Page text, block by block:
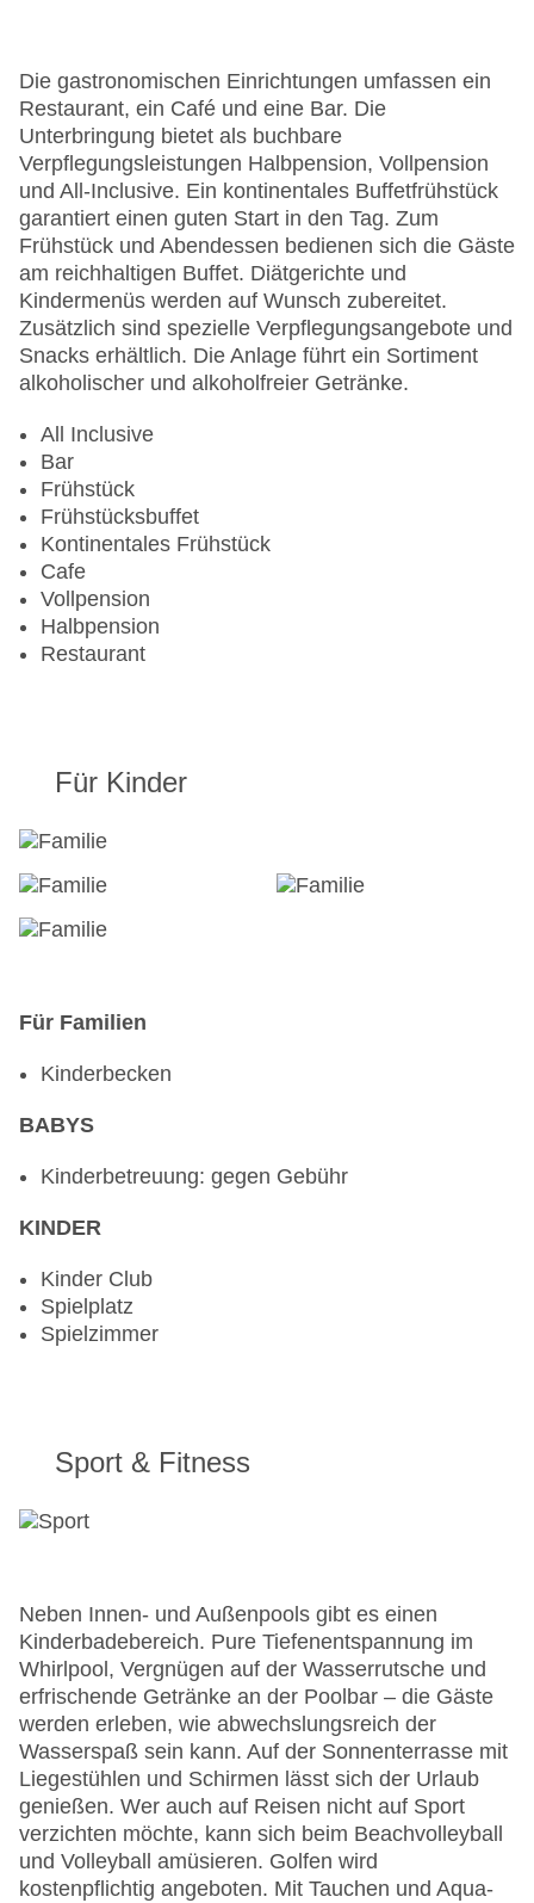
Anzahl der Aufzüge: 1
Zimmerservice
Sonnenterrasse
Gesamtanzahl der Zimmer: 300
Pools:Kinderbecken, Indoor Pool, Outdoor Pool,
Sonnenschirme am Pool, Liegen am Pool,
Wasserrutsche
Zahlungsarten: American Express, Mastercard,
Visa
Landeskategorie: 5 Sterne
Die gastronomischen Einrichtungen umfassen ein
Restaurant, ein Café und eine Bar. Die
Unterbringung bietet als buchbare
Verpflegungsleistungen Halbpension, Vollpension
und All-Inclusive. Ein kontinentales Buffetfrühstück
garantiert einen guten Start in den Tag. Zum
Frühstück und Abendessen bedienen sich die Gäste
am reichhaltigen Buffet. Diätgerichte und
Kindermenüs werden auf Wunsch zubereitet.
Zusätzlich sind spezielle Verpflegungsangebote und
Snacks erhältlich. Die Anlage führt ein Sortiment
alkoholischer und alkoholfreier Getränke.
All Inclusive
Bar
Frühstück
Frühstücksbuffet
Kontinentales Frühstück
Cafe
Vollpension
Halbpension
Restaurant
Für Kinder
Für Familien
Kinderbecken
BABYS
Kinderbetreuung: gegen Gebühr
KINDER
Kinder Club
Spielplatz
Spielzimmer
Sport & Fitness
Neben Innen- und Außenpools gibt es einen
Kinderbadebereich. Pure Tiefenentspannung im
Whirlpool, Vergnügen auf der Wasserrutsche und
erfrischende Getränke an der Poolbar – die Gäste
werden erleben, wie abwechslungsreich der
Wasserspaß sein kann. Auf der Sonnenterrasse mit
Liegestühlen und Schirmen lässt sich der Urlaub
genießen. Wer auch auf Reisen nicht auf Sport
verzichten möchte, kann sich beim Beachvolleyball
und Volleyball amüsieren. Golfen wird
kostenpflichtig angeboten. Mit Tauchen und Aqua-